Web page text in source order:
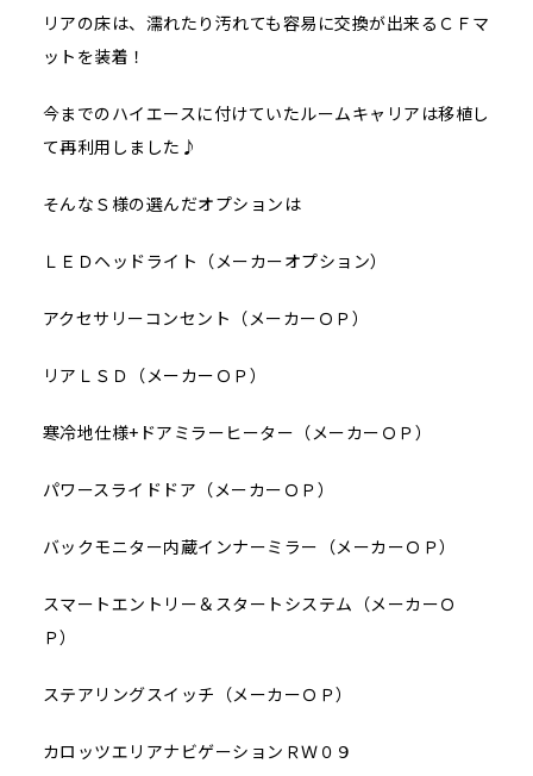
リアの床は、濡れたり汚れても容易に交換が出来るＣＦマ
ットを装着！
今までのハイエースに付けていたルームキャリアは移植し
て再利用しました♪
そんなＳ様の選んだオプションは
ＬＥＤヘッドライト（メーカーオプション）
アクセサリーコンセント（メーカーＯＰ）
リアＬＳＤ（メーカーＯＰ）
寒冷地仕様+ドアミラーヒーター（メーカーＯＰ）
パワースライドドア（メーカーＯＰ）
バックモニター内蔵インナーミラー（メーカーＯＰ）
スマートエントリー＆スタートシステム（メーカーＯ
Ｐ）
ステアリングスイッチ（メーカーＯＰ）
カロッツエリアナビゲーションＲＷ０９